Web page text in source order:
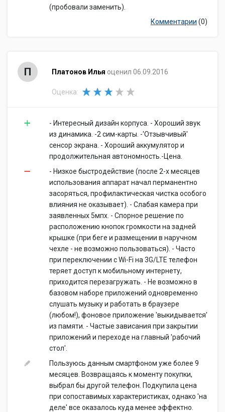
(пробовали заменить).
Комментарии (0)
П Платонов Илья оценил 06.09.2016
Оценка:
- Интересный дизайн корпуса. - Хороший звук
из динамика. -2 сим-карты. -'Отзывчивый'
сенсор экрана. - Хороший аккумулятор и
продолжительная автономность.-Цена.
- Низкое быстродействие (после 2-х месяцев
использования аппарат начал перманентно
засоряться, профилактическая чистка особого
влияния не оказывает). - Слабая камера при
заявленных 5мпх. - Спорное решение по
расположению кнопок громкости на задней
крышке (при беге и размещении в наручном
чехле - не возможно пользоваться). - Часто
при переключении с Wi-Fi на 3G/LTE телефон
теряет доступ к мобильному интернету,
приходится перезагружать. - Не возможно в
базовом наборе приложений одновременно
слушать музыку и работать в браузере
(любом!), фоновое приложение 'выкидывается'
из памяти. - Частые зависания при закрытии
приложений и переходе на главный 'рабочий
стол'.
Пользуюсь данным смартфоном уже более 9
месяцев. Возвращаясь к моменту покупки,
выбрал бы другой телефон. Подкупила цена
при сопоставимых характеристиках, однако 'на
деле' все оказалось куда менее эффектно.